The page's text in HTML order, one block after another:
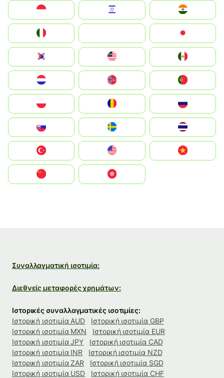
South Korea
United States
中國香港特別行政區
Συναλλαγματική ισοτιμία:
Διεθνείς μεταφορές χρημάτων:
Ιστορικές συναλλαγματικές ισοτιμίες:
Ιστορική ισοτιμία AUD
Ιστορική ισοτιμία GBP
Ιστορική ισοτιμία MXN
Ιστορική ισοτιμία EUR
Ιστορική ισοτιμία JPY
Ιστορική ισοτιμία CAD
Ιστορική ισοτιμία INR
Ιστορική ισοτιμία NZD
Ιστορική ισοτιμία ZAR
Ιστορική ισοτιμία SGD
Ιστορική ισοτιμία USD
Ιστορική ισοτιμία CHF